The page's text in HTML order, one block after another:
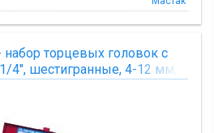
набор торцевых головок с
4", шестигранные, 4-12 мм,